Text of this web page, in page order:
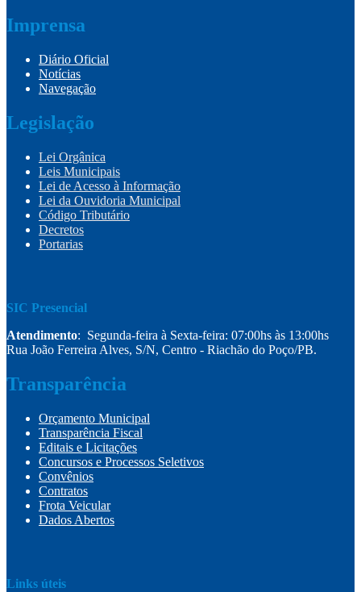
Imprensa
Diário Oficial
Notícias
Navegação
Legislação
Lei Orgânica
Leis Municipais
Lei de Acesso à Informação
Lei da Ouvidoria Municipal
Código Tributário
Decretos
Portarias
SIC Presencial
Atendimento: Segunda-feira à Sexta-feira: 07:00hs às 13:00hs
Rua João Ferreira Alves, S/N, Centro - Riachão do Poço/PB.
Transparência
Orçamento Municipal
Transparência Fiscal
Editais e Licitações
Concursos e Processos Seletivos
Convênios
Contratos
Frota Veicular
Dados Abertos
Links úteis